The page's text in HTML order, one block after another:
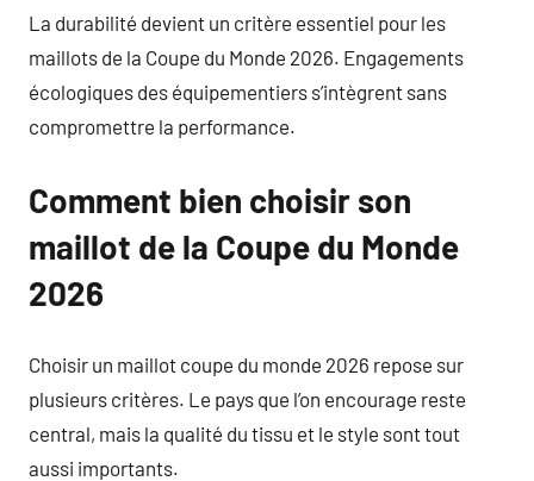
La durabilité devient un critère essentiel pour les
maillots de la Coupe du Monde 2026. Engagements
écologiques des équipementiers s’intègrent sans
compromettre la performance.
Comment bien choisir son
maillot de la Coupe du Monde
2026
Choisir un maillot coupe du monde 2026 repose sur
plusieurs critères. Le pays que l’on encourage reste
central, mais la qualité du tissu et le style sont tout
aussi importants.